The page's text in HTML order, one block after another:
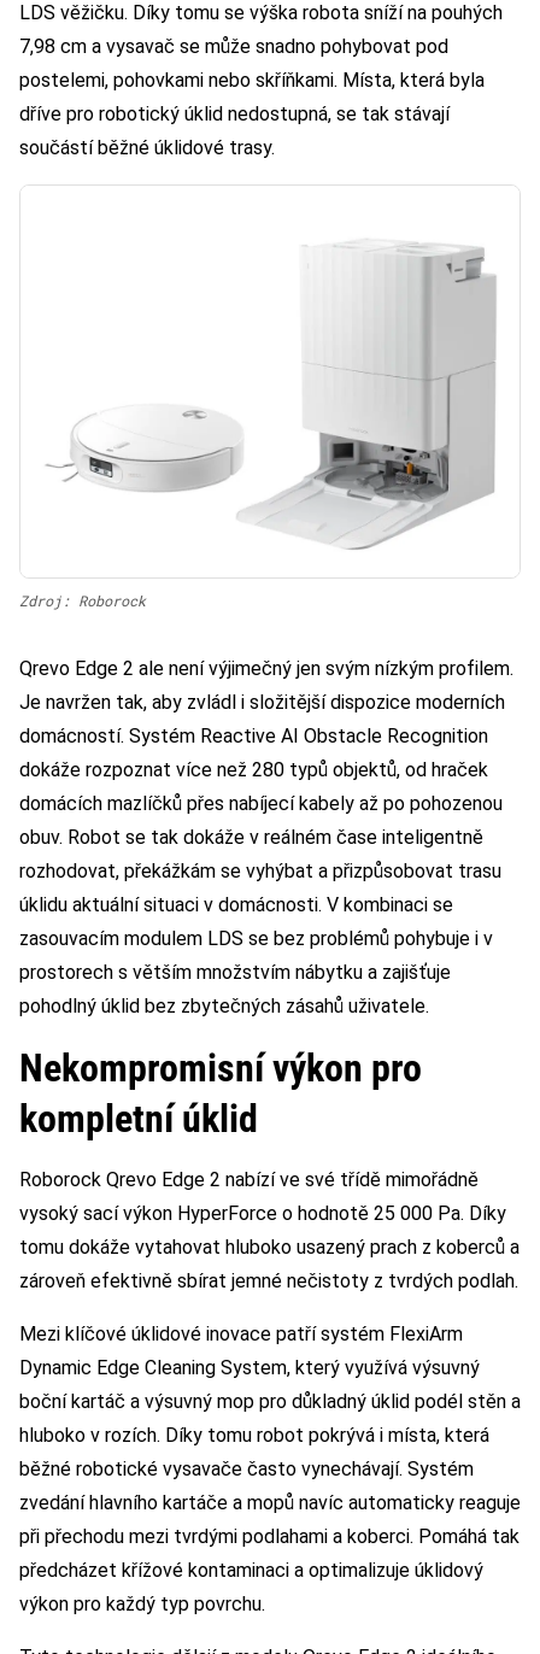
LDS věžičku. Díky tomu se výška robota sníží na pouhých
7,98 cm a vysavač se může snadno pohybovat pod
postelemi, pohovkami nebo skříňkami. Místa, která byla
dříve pro robotický úklid nedostupná, se tak stávají
součástí běžné úklidové trasy.
Zdroj: Roborock
Qrevo Edge 2 ale není výjimečný jen svým nízkým profilem.
Je navržen tak, aby zvládl i složitější dispozice moderních
domácností. Systém Reactive AI Obstacle Recognition
dokáže rozpoznat více než 280 typů objektů, od hraček
domácích mazlíčků přes nabíjecí kabely až po pohozenou
obuv. Robot se tak dokáže v reálném čase inteligentně
rozhodovat, překážkám se vyhýbat a přizpůsobovat trasu
úklidu aktuální situaci v domácnosti. V kombinaci se
zasouvacím modulem LDS se bez problémů pohybuje i v
prostorech s větším množstvím nábytku a zajišťuje
pohodlný úklid bez zbytečných zásahů uživatele.
Nekompromisní výkon pro
kompletní úklid
Roborock Qrevo Edge 2 nabízí ve své třídě mimořádně
vysoký sací výkon HyperForce o hodnotě 25 000 Pa. Díky
tomu dokáže vytahovat hluboko usazený prach z koberců a
zároveň efektivně sbírat jemné nečistoty z tvrdých podlah.
Mezi klíčové úklidové inovace patří systém FlexiArm
Dynamic Edge Cleaning System, který využívá výsuvný
boční kartáč a výsuvný mop pro důkladný úklid podél stěn a
hluboko v rozích. Díky tomu robot pokrývá i místa, která
běžné robotické vysavače často vynechávají. Systém
zvedání hlavního kartáče a mopů navíc automaticky reaguje
při přechodu mezi tvrdými podlahami a koberci. Pomáhá tak
předcházet křížové kontaminaci a optimalizuje úklidový
výkon pro každý typ povrchu.